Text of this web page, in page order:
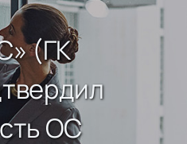
(ГК
ОС